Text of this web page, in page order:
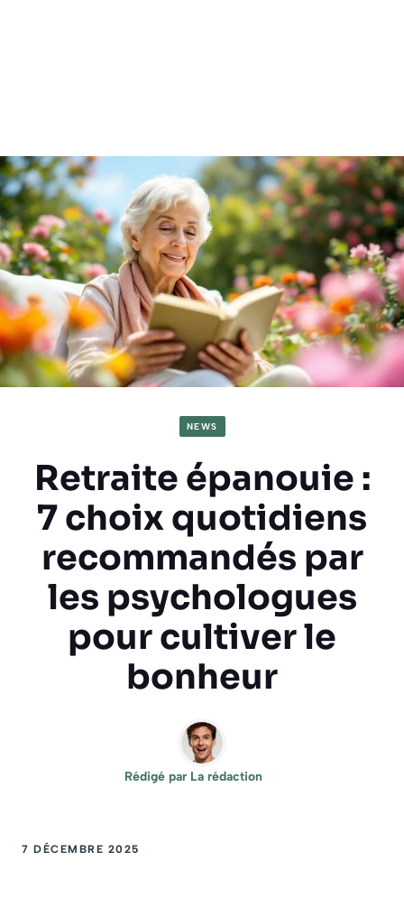
NEWS
Retraite épanouie :
7 choix quotidiens
recommandés par
les psychologues
pour cultiver le
bonheur
Rédigé par La rédaction
7 DÉCEMBRE 2025